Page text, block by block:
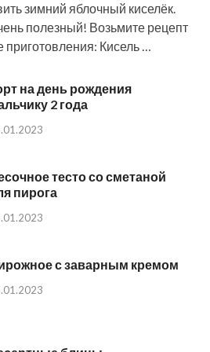
зимний яблочный киселёк.
полезный! Возьмите рецепт
приготовления: Кисель …
на день рождения
2 года
тесто со сметаной
пирога
с заварным кремом